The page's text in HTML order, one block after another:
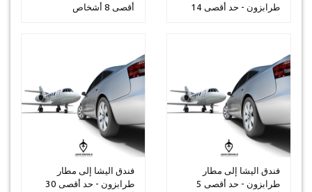
أقصى 8 أشخاص
طرابزون - حد أقصى 14
فندق اليشا إلى مطار
طرابزون - حد أقصى 30
فندق اليشا إلى مطار
طرابزون - حد أقصى 5